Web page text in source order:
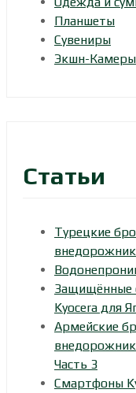
Планшеты
Сувениры
Экшн-Камеры
Статьи
Турецкие
Защищённые
Kyocera для
Армейские
Часть 3
Смартфоны